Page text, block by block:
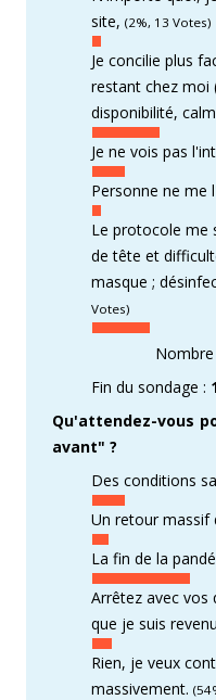
site, (2%, 13 Votes)
Je concilie plus
restant chez moi
disponibilité,
Je ne vois pas
Personne ne me
Le protocole me
de tête et
masque ;
Votes)
Fin du sondage :
Qu'attendez-vous
avant" ?
Des conditions
Un retour massif
La fin de la
Arrêtez avec vos
que je suis
Rien, je veux
massivement.